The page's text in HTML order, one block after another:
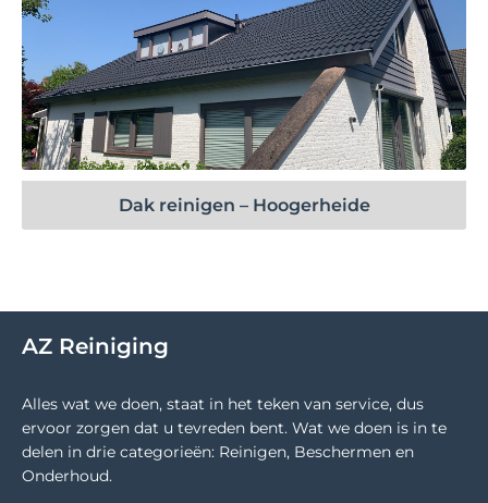
Bekijk project
Dak reinigen – Hoogerheide
AZ Reiniging
Alles wat we doen, staat in het teken van service, dus
ervoor zorgen dat u tevreden bent. Wat we doen is in te
delen in drie categorieën: Reinigen, Beschermen en
Onderhoud.